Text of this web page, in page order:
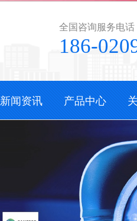
全国咨询服务电话
186-
新闻资讯 产品中心